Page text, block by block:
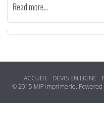
Read more...
ACCUEIL DEVIS EN LIGNE
© 2015 MIP Imprimerie. Powered